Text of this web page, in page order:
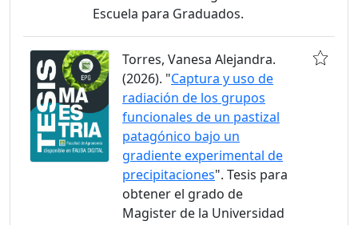
Escuela para Graduados.
Torres, Vanesa Alejandra.
(2026). "Captura y uso de
radiación de los grupos
funcionales de un pastizal
patagónico bajo un
gradiente experimental de
precipitaciones". Tesis para
obtener el grado de
Magister de la Universidad